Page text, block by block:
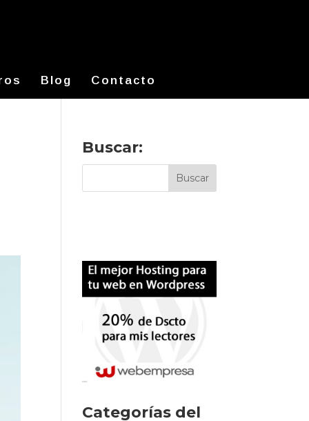
Blog Contacto
Buscar:
Categorías del